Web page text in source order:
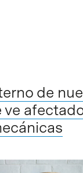
de
ve